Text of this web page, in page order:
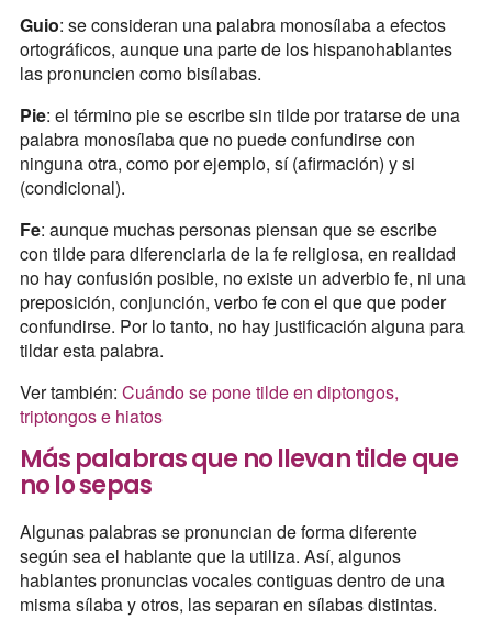
Guio: se consideran una palabra monosílaba a efectos
ortográficos, aunque una parte de los hispanohablantes
las pronuncien como bisílabas.
Pie: el término pie se escribe sin tilde por tratarse de una
palabra monosílaba que no puede confundirse con
ninguna otra, como por ejemplo, sí (afirmación) y si
(condicional).
Fe: aunque muchas personas piensan que se escribe
con tilde para diferenciarla de la fe religiosa, en realidad
no hay confusión posible, no existe un adverbio fe, ni una
preposición, conjunción, verbo fe con el que que poder
confundirse. Por lo tanto, no hay justificación alguna para
tildar esta palabra.
Ver también: Cuándo se pone tilde en diptongos,
triptongos e hiatos
Más palabras que no llevan tilde que
no lo sepas
Algunas palabras se pronuncian de forma diferente
según sea el hablante que la utiliza. Así, algunos
hablantes pronuncias vocales contiguas dentro de una
misma sílaba y otros, las separan en sílabas distintas.